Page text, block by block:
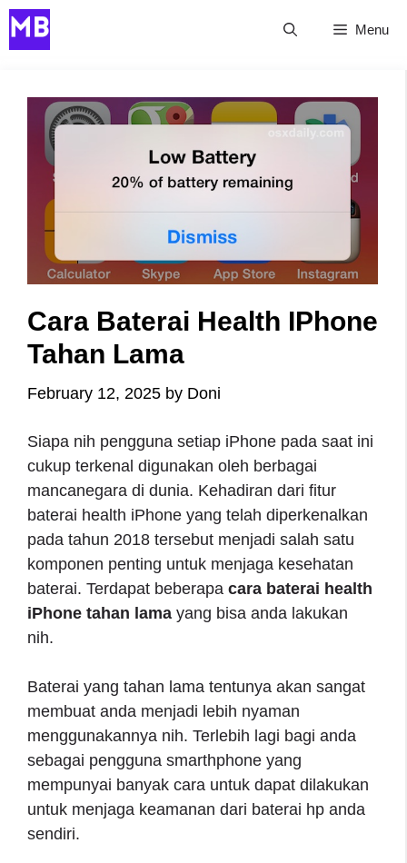
Skip
to
Menu
Cara Baterai Health IPhone
Tahan Lama
February 12, 2025 by Doni
Siapa nih pengguna setiap iPhone pada saat ini
cukup terkenal digunakan oleh berbagai
mancanegara di dunia. Kehadiran dari fitur
baterai health iPhone yang telah diperkenalkan
pada tahun 2018 tersebut menjadi salah satu
komponen penting untuk menjaga kesehatan
baterai. Terdapat beberapa cara baterai health
iPhone tahan lama yang bisa anda lakukan
nih.
Baterai yang tahan lama tentunya akan sangat
membuat anda menjadi lebih nyaman
menggunakannya nih. Terlebih lagi bagi anda
sebagai pengguna smarthphone yang
mempunyai banyak cara untuk dapat dilakukan
untuk menjaga keamanan dari baterai hp anda
sendiri.